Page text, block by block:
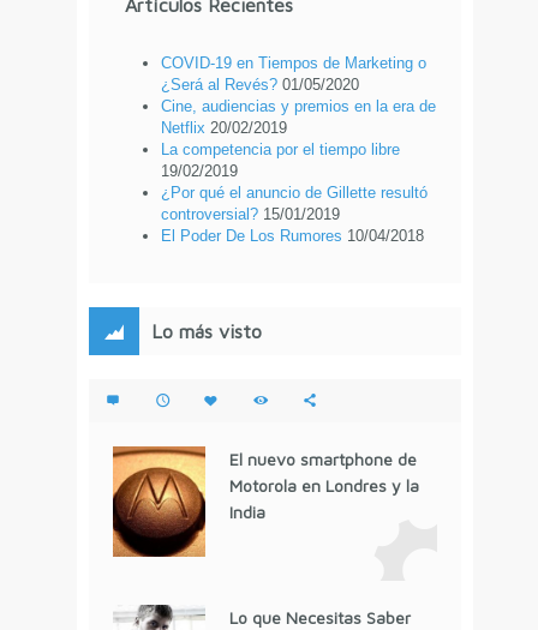
Artículos Recientes
COVID-19 en Tiempos de Marketing o
¿Será al Revés? 01/05/2020
Cine, audiencias y premios en la era de
Netflix 20/02/2019
La competencia por el tiempo libre
19/02/2019
¿Por qué el anuncio de Gillette resultó
controversial? 15/01/2019
El Poder De Los Rumores 10/04/2018
Lo más visto
El nuevo smartphone de
Motorola en Londres y la
India
Lo que Necesitas Saber